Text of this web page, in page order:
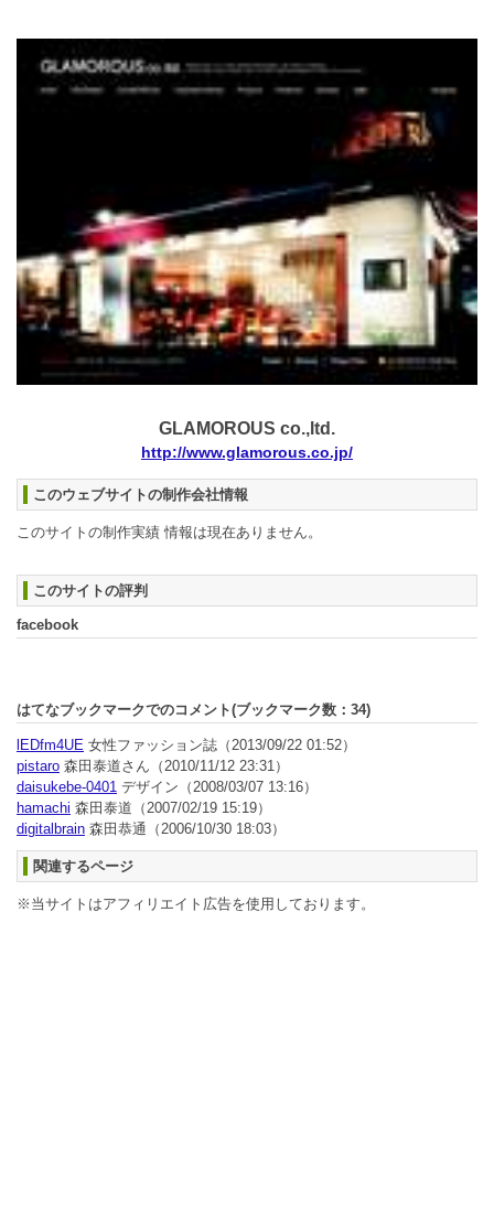
GLAMOROUS co.,ltd.
http://www.glamorous.co.jp/
このウェブサイトの制作会社情報
このサイトの制作実績 情報は現在ありません。
このサイトの評判
facebook
はてなブックマークでのコメント(ブックマーク数： 34)
lEDfm4UE 女性ファッション誌 （2013/09/22 01:52）
pistaro 森田泰道さん （2010/11/12 23:31）
daisukebe-0401 デザイン （2008/03/07 13:16）
hamachi 森田泰道 （2007/02/19 15:19）
digitalbrain 森田恭通 （2006/10/30 18:03）
関連するページ
※当サイトはアフィリエイト広告を使用しております。